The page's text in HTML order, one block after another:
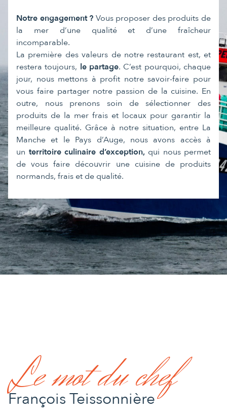
Notre engagement ? Vous proposer des produits de
la mer d’une qualité et d’une fraîcheur
incomparable.
La première des valeurs de notre restaurant est, et
restera toujours, le partage. C’est pourquoi, chaque
jour, nous mettons à profit notre savoir-faire pour
vous faire partager notre passion de la cuisine. En
outre, nous prenons soin de sélectionner des
produits de la mer frais et locaux pour garantir la
meilleure qualité. Grâce à notre situation, entre La
Manche et le Pays d’Auge, nous avons accès à
un territoire culinaire d’exception, qui nous permet
de vous faire découvrir une cuisine de produits
normands, frais et de qualité.
Le mot du chef
François Teissonnière